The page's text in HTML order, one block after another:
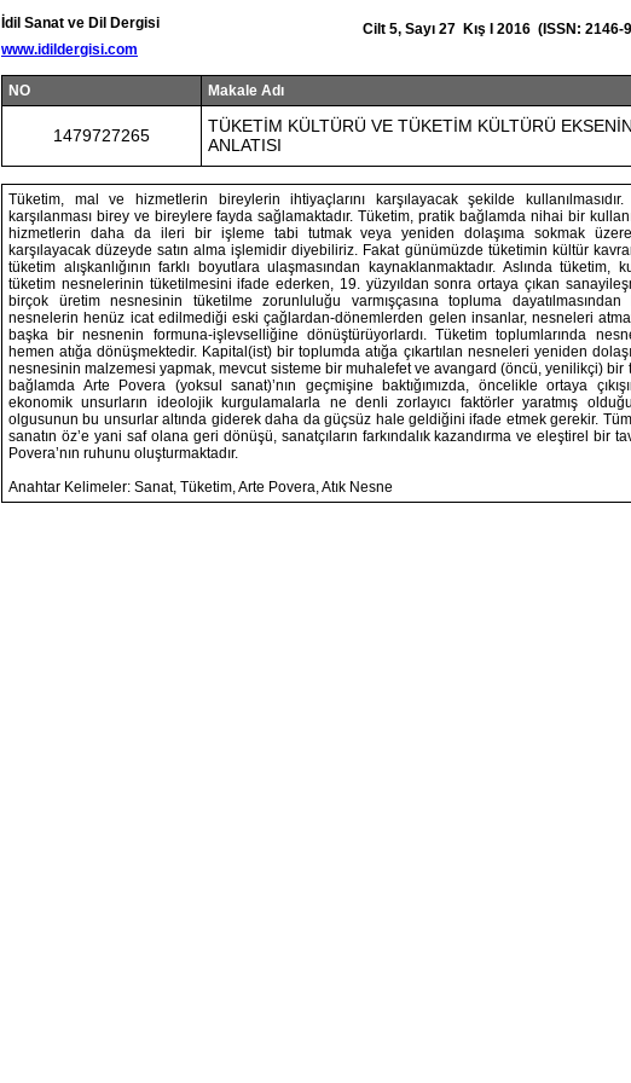
İdil Sanat ve Dil Dergisi
www.idildergisi.com
Cilt 5, Sayı 27 Kış I 2016 (ISSN: 2146-
NO Makale Adı
1479727265
TÜKETİM KÜLTÜRÜ VE TÜKETİM KÜLTÜRÜ
ANLATISI
Tüketim, mal ve hizmetlerin bireylerin ihtiyaçlarını karşılayacak şekilde
karşılanması birey ve bireylere fayda sağlamaktadır. Tüketim, pratik bağlamda nihai bir
hizmetlerin daha da ileri bir işleme tabi tutmak veya yeniden dolaşıma sokmak üzere
karşılayacak düzeyde satın alma işlemidir diyebiliriz. Fakat günümüzde tüketimin kültür
tüketim alışkanlığının farklı boyutlara ulaşmasından kaynaklanmaktadır. Aslında tüketim,
tüketim nesnelerinin tüketilmesini ifade ederken, 19. yüzyıldan sonra ortaya çıkan
birçok üretim nesnesinin tüketilme zorunluluğu varmışçasına topluma dayatılmasından
nesnelerin henüz icat edilmediği eski çağlardan-dönemlerden gelen insanlar, nesneleri
başka bir nesnenin formuna-işlevselliğine dönüştürüyorlardı. Tüketim toplumlarında
hemen atığa dönüşmektedir. Kapital(ist) bir toplumda atığa çıkartılan nesneleri yeniden
nesnesinin malzemesi yapmak, mevcut sisteme bir muhalefet ve avangard (öncü, yenilikçi) bir
bağlamda Arte Povera (yoksul sanat)’nın geçmişine baktığımızda, öncelikle ortaya
ekonomik unsurların ideolojik kurgulamalarla ne denli zorlayıcı faktörler yaratmış
olgusunun bu unsurlar altında giderek daha da güçsüz hale geldiğini ifade etmek gerekir.
sanatın öz’e yani saf olana geri dönüşü, sanatçıların farkındalık kazandırma ve eleştirel bir
Povera’nın ruhunu oluşturmaktadır.
Anahtar Kelimeler: Sanat, Tüketim, Arte Povera, Atık Nesne